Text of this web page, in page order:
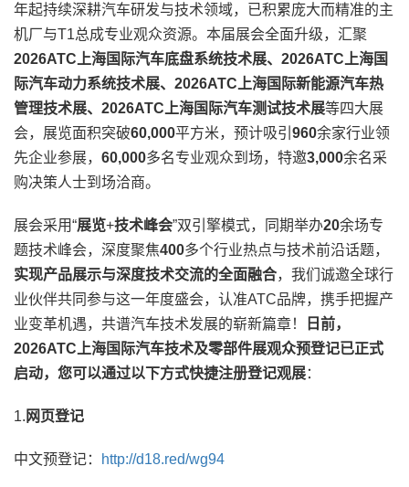
年起持续深耕汽车研发与技术领域，已积累庞大而精准的主
机厂与T1总成专业观众资源。本届展会全面升级，汇聚
2026ATC上海国际汽车底盘系统技术展、2026ATC上海国
际汽车动力系统技术展、2026ATC上海国际新能源汽车热
管理技术展、2026ATC上海国际汽车测试技术展等四大展
会，展览面积突破60,000平方米，预计吸引 960余家行业领
先企业参展， 60,000多名专业观众到场，特邀3,000余名采
购决策人士到场洽商。
展会采用“展览+技术峰会”双引擎模式，同期举办20余场专
题技术峰会，深度聚焦400多个行业热点与技术前沿话题，
实现产品展示与深度技术交流的全面融合，我们诚邀全球行
业伙伴共同参与这一年度盛会，认准ATC品牌，携手把握产
业变革机遇，共谱汽车技术发展的崭新篇章！
日前，
2026ATC上海国际汽车技术及零部件展观众预登记已正式
启动，您可以通过以下方式快捷注册登记观展：
1. 网页登记
中文预登记： http://d18.red/wg94